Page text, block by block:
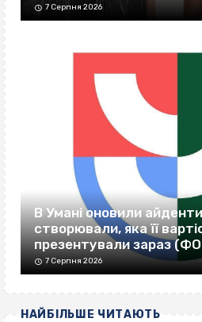
7 Серпня 2026
В Умані оновили
створювали, яка її
презентували зараз
7 Серпня 2026
НАЙБІЛЬШЕ ЧИТАЮТЬ